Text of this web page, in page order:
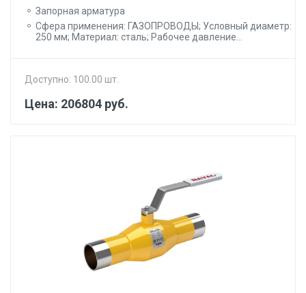
Запорная арматура
Сфера применения: ГАЗОПРОВОДЫ; Условный диаметр:
250 мм; Материал: сталь; Рабочее давление...
Доступно: 100.00 шт.
Цена: 206804 руб.